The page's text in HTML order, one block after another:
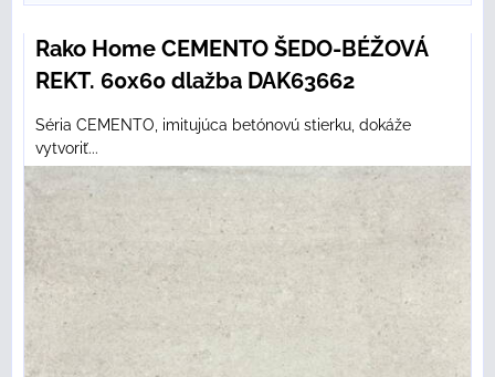
Rako Home CEMENTO ŠEDO-BÉŽOVÁ
REKT. 60x60 dlažba DAK63662
Séria CEMENTO, imitujúca betónovú stierku, dokáže
vytvoriť...